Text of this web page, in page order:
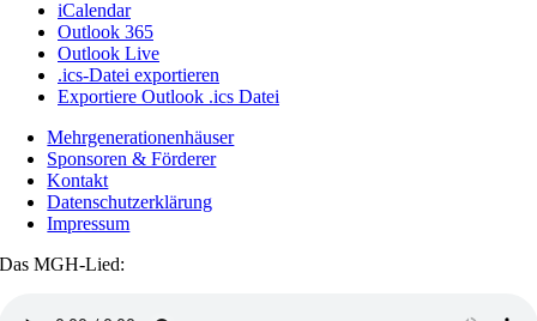
iCalendar
Outlook 365
Outlook Live
.ics-Datei exportieren
Exportiere Outlook .ics Datei
Mehrgenerationenhäuser
Sponsoren & Förderer
Kontakt
Datenschutzerklärung
Impressum
Das MGH-Lied: